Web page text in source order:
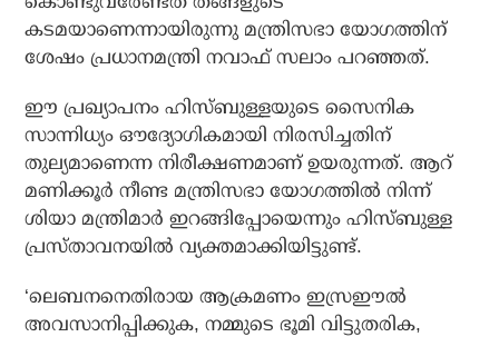
കടമയാണെന്നായിരുന്നു മന്ത്രിസഭാ യോഗത്തിന്
ശേഷം പ്രധാനമന്ത്രി നവാഫ് സലാം പറഞ്ഞത്.
ഈ പ്രഖ്യാപനം ഹിസ്ബുള്ളയുടെ സൈനിക
സാന്നിധ്യം ഔദ്യോഗികമായി നിരസിച്ചതിന്
തുല്യമാണെന്ന നിരീക്ഷണമാണ് ഉയരുന്നത്. ആറ്
മണിക്കൂര്‍ നീണ്ട മന്ത്രിസഭാ യോഗത്തില്‍ നിന്ന്
ശിയാ മന്ത്രിമാര്‍ ഇറങ്ങിപ്പോയെന്നും ഹിസ്ബുള്ള
പ്രസ്താവനയില്‍ വ്യക്തമാക്കിയിട്ടുണ്ട്.
‘ലെബനനെതിരായ ആക്രമണം ഇസ്രഈല്‍
അവസാനിപ്പിക്കുക, നമ്മുടെ ഭൂമി വിട്ടുതരിക,